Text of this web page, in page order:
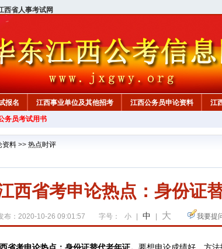
西省人事考试网
报名 江西事业单位及其他招考 江西公务员申论资料 江
务员考试用书
资料 >> 热点时评
西省考申论热点：身份证
布：2020-10-26 09:01:57 字号： 小 中 大 我要提